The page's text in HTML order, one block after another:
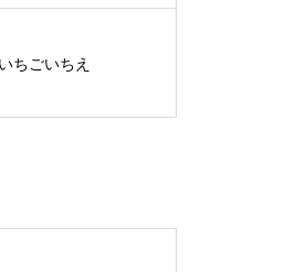
ちごいちえ